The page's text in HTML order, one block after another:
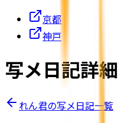
京都
神戸
写メ日記詳細
れん君の写メ日記一覧